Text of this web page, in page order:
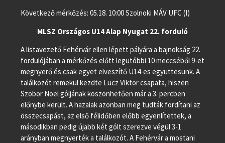
Következő mérkőzés: 05.18. 10:00 Szolnoki MÁV UFC (I)
MLSZ Országos U14 Alap Nyugat 22. forduló
A listavezető Fehérvár ellen lépett pályára a bajnokság 22.
fordulójában a mérkőzés előtt legutóbbi 10 meccséből 9-et
megnyerő és csak egyet elveszítő U14-es együttesünk. A
találkozót remekül kezdte Lucz Viktor csapata, hiszen
Szobor Noel góljának köszönhetően már a 3. percben
előnybe került. A hazaiak azonban meg tudták fordítani az
összecsapást, az első félidőben előbb egyenlítettek, a
másodikban pedig újabb két gólt szerezve végül 3-1
arányban megnyerték a találkozót. A Fehérvár a mostani